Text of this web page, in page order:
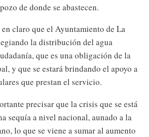
de donde se abastecen.
claro que el Ayuntamiento de La
la distribución del agua
que es una obligación de la
y que se estará brindando el apoyo a
que prestan el servicio.
precisar que la crisis que se está
sequía a nivel nacional, aunado a la
lo que se viene a sumar al aumento